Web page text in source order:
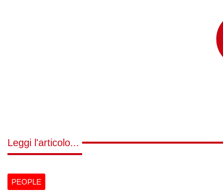
Leggi l'articolo...
PEOPLE